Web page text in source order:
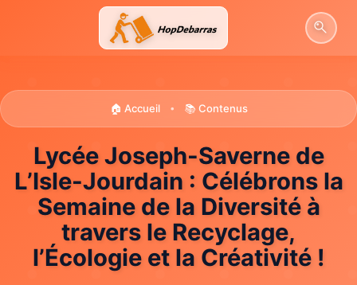
🏠 Accueil • 📚 Contenus
Lycée Joseph-Saverne de
L’Isle-Jourdain : Célébrons la
Semaine de la Diversité à
travers le Recyclage,
l’Écologie et la Créativité !